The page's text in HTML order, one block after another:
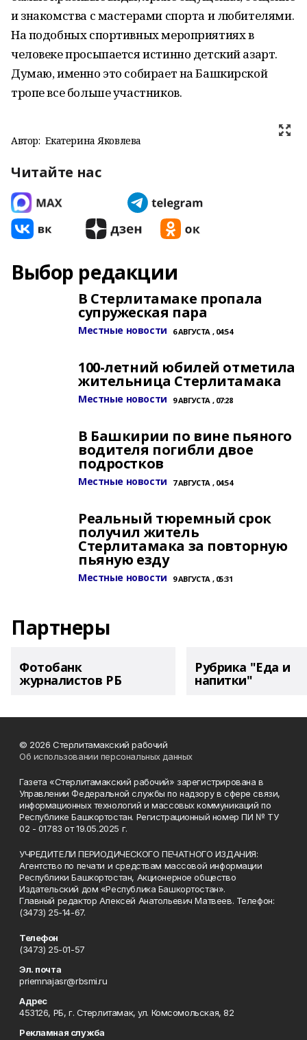
и знакомства с мастерами спорта и любителями.
На подобных спортивных мероприятиях в
человеке просыпается истинно детский азарт.
Думаю, именно это собирает на Башкирской
тропе все больше участников.
Автор: Екатерина Яковлева
Читайте нас
Выбор редакции
В Стерлитамаке пропала
супружеская пара
Местные новости 6 АВГУСТА , 04:54
100-летний юбилей отметила
жительница Стерлитамака
Местные новости 9 АВГУСТА , 07:28
В Башкирии по вине пьяного
водителя погибли двое
подростков
Местные новости 7 АВГУСТА , 04:54
Реальный тюремный срок
получил житель
Стерлитамака за повторную
пьяную езду
Местные новости 9 АВГУСТА , 05:31
Партнеры
Фотобанк
журналистов РБ
Рубрика "Еда и
напитки"
© 2026 Стерлитамакский рабочий
Об использовании персональных данных
Газета «Стерлитамакский рабочий» зарегистрирована в
Управлении Федеральной службы по надзору в сфере связи,
информационных технологий и массовых коммуникаций по
Республике Башкортостан. Регистрационный номер ПИ № ТУ
02 - 01783 от 19.05.2025 г.
УЧРЕДИТЕЛИ ПЕРИОДИЧЕСКОГО ПЕЧАТНОГО ИЗДАНИЯ:
Агентство по печати и средствам массовой информации
Республики Башкортостан, Акционерное общество
Издательский дом «Республика Башкортостан».
Главный редактор Алексей Анатольевич Матвеев. Телефон:
(3473) 25-14-67.
Телефон
(3473) 25-01-57
Эл. почта
priemnajasr@rbsmi.ru
Адрес
453126, РБ, г. Стерлитамак, ул. Комсомольская, 82
Рекламная служба